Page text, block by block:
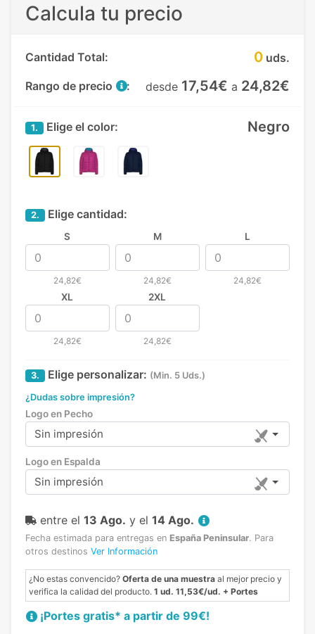
Calcula tu precio
Cantidad Total: 0 uds.
Rango de precio
: desde 17,54€ a 24,82€
1. Elige el color: Negro
2. Elige cantidad:
S
24,82€
M
24,82€
L
24,82€
XL
24,82€
2XL
24,82€
3. Elige personalizar: (Min. 5 Uds.)
¿Dudas sobre impresión?
Logo en Pecho
Sin impresión
Logo en Espalda
Sin impresión
entre el 13 Ago. y el 14 Ago.
Fecha estimada para entregas en España Peninsular. Para
otros destinos Ver Información
¿No estas convencido? Oferta de una muestra al mejor precio y
verifica la calidad del producto. 1 ud. 11,53€/ud. + Portes
¡Portes gratis* a partir de 99€!